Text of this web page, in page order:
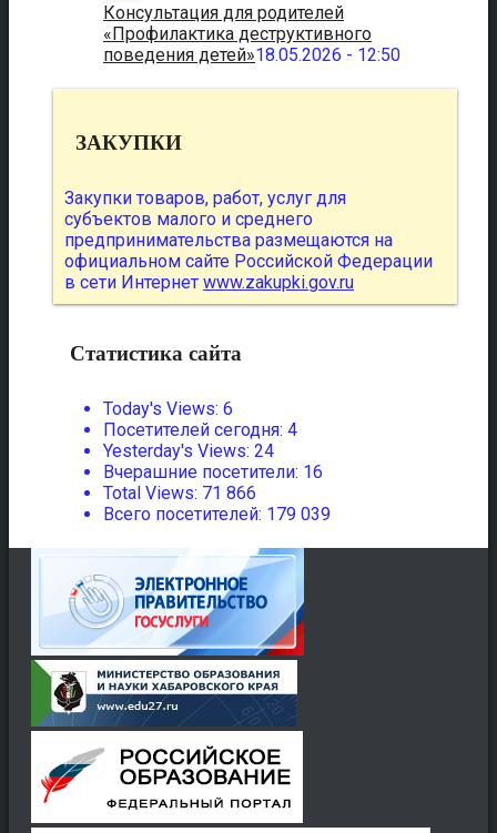
Консультация для родителей
«Профилактика деструктивного
поведения детей»18.05.2026 - 12:50
ЗАКУПКИ
Закупки товаров, работ, услуг для
субъектов малого и среднего
предпринимательства размещаются на
официальном сайте Российской Федерации
в сети Интернет www.zakupki.gov.ru
Статистика сайта
Today's Views: 6
Посетителей сегодня: 4
Yesterday's Views: 24
Вчерашние посетители: 16
Total Views: 71 866
Всего посетителей: 179 039